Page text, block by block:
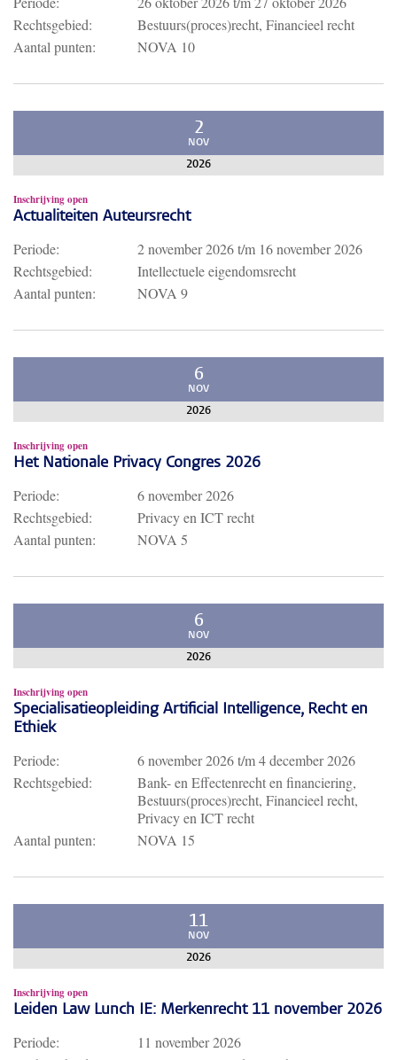
Rechtsgebied:
Bestuurs(proces)recht, Financieel recht
Aantal punten:
NOVA 10
2
NOV
2026
Inschrijving open
Actualiteiten Auteursrecht
Periode: 2 november 2026t/m 16 november 2026
Rechtsgebied:
Intellectuele eigendomsrecht
Aantal punten:
NOVA 9
6
NOV
2026
Inschrijving open
Het Nationale Privacy Congres 2026
Periode:
6 november 2026
Rechtsgebied:
Privacy en ICT recht
Aantal punten:
NOVA 5
6
NOV
2026
Inschrijving open
Specialisatieopleiding Artificial Intelligence, Recht en
Ethiek
Periode: 6 november 2026t/m4 december 2026
Rechtsgebied:
Bank- en Effectenrecht en financiering,
Bestuurs(proces)recht, Financieel recht,
Privacy en ICT recht
Aantal punten:
NOVA 15
11
NOV
2026
Inschrijving open
Leiden Law Lunch IE: Merkenrecht 11 november 2026
Periode:
11 november 2026